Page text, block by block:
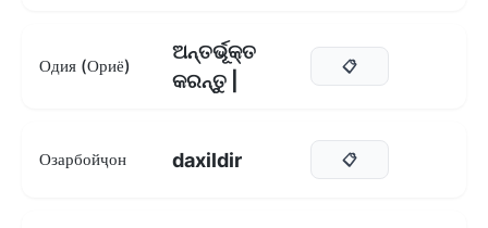
Одия (Ориё)
ଅନ୍ତର୍ଭୂକ୍ତ
କରନ୍ତୁ |
📋
Озарбойҷон daxildir 📋